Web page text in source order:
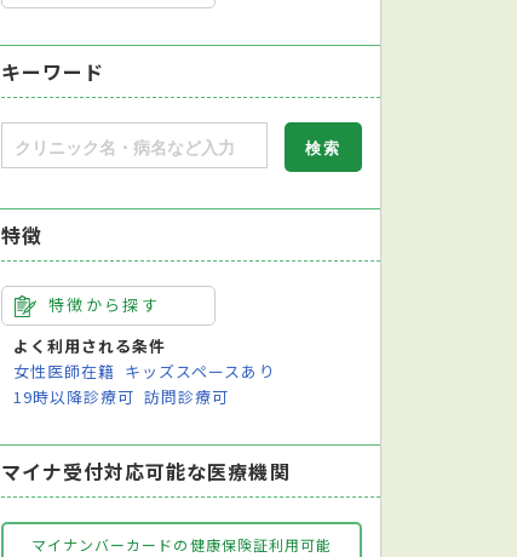
キーワード
特徴
特徴から探す
よく利用される条件
女性医師在籍 キッズスペースあり
19時以降診療可 訪問診療可
マイナ受付対応可能な医療機関
マイナンバーカードの健康保険証利用可能